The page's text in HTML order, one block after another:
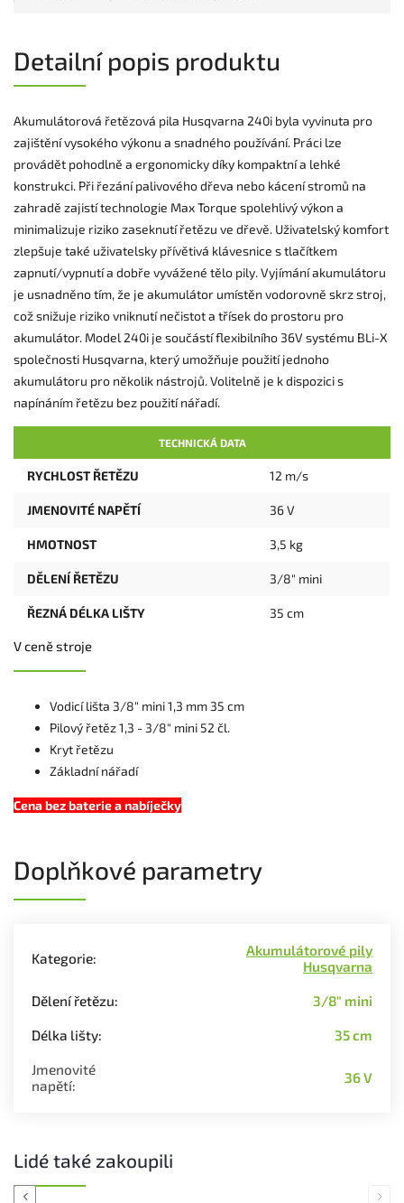
Detailní popis produktu
Akumulátorová řetězová pila Husqvarna 240i byla vyvinuta pro
zajištění vysokého výkonu a snadného používání. Práci lze
provádět pohodlně a ergonomicky díky kompaktní a lehké
konstrukci. Při řezání palivového dřeva nebo kácení stromů na
zahradě zajistí technologie Max Torque spolehlivý výkon a
minimalizuje riziko zaseknutí řetězu ve dřevě. Uživatelský komfort
zlepšuje také uživatelsky přívětivá klávesnice s tlačítkem
zapnutí/vypnutí a dobře vyvážené tělo pily. Vyjímání akumulátoru
je usnadněno tím, že je akumulátor umístěn vodorovně skrz stroj,
což snižuje riziko vniknutí nečistot a třísek do prostoru pro
akumulátor. Model 240i je součástí flexibilního 36V systému BLi-X
společnosti Husqvarna, který umožňuje použití jednoho
akumulátoru pro několik nástrojů. Volitelně je k dispozici s
napínáním řetězu bez použití nářadí.
TECHNICKÁ DATA
RYCHLOST ŘETĚZU 12 m/s
JMENOVITÉ NAPĚTÍ 36 V
HMOTNOST 3,5 kg
DĚLENÍ ŘETĚZU 3/8" mini
ŘEZNÁ DÉLKA LIŠTY 35 cm
V ceně stroje
Vodicí lišta 3/8" mini 1,3 mm 35 cm
Pilový řetěz 1,3 - 3/8" mini 52 čl.
Kryt řetězu
Základní nářadí
Cena bez baterie a nabíječky
Doplňkové parametry
Kategorie:
Akumulátorové pily
Husqvarna
Dělení řetězu: 3/8" mini
Délka lišty: 35 cm
Jmenovité
napětí: 36 V
Lidé také zakoupili
Previous Next